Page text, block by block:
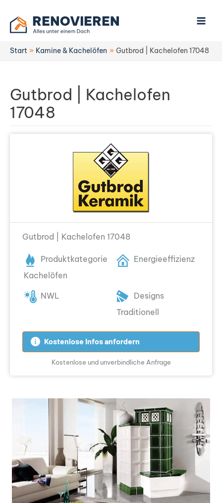
Inhalt
springen
Start Kamine & Kachelöfen Gutbrod | Kachelofen 17048
Gutbrod | Kachelofen
17048
Gutbrod | Kachelofen 17048
Produktkategorie
Kachelöfen
Energieeffizienz
NWL
Designs
Traditionell
Kostenlose Infos anfordern
Kostenlose und unverbindliche Anfrage